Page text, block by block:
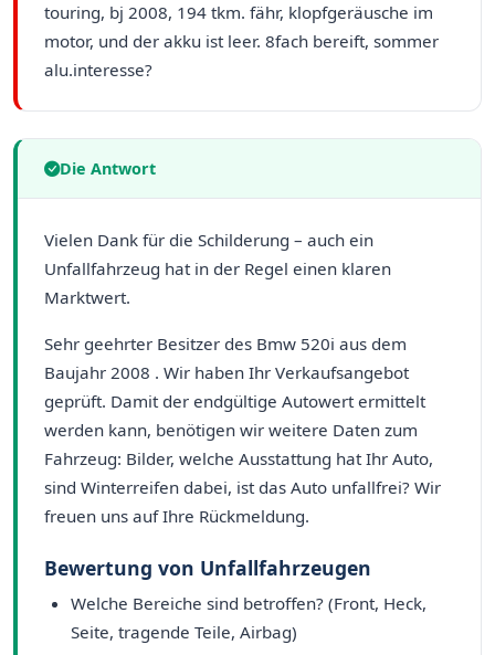
touring, bj 2008, 194 tkm. fähr, klopfgeräusche im
motor, und der akku ist leer. 8fach bereift, sommer
alu.interesse?
Die Antwort
Vielen Dank für die Schilderung – auch ein
Unfallfahrzeug hat in der Regel einen klaren
Marktwert.
Sehr geehrter Besitzer des Bmw 520i aus dem
Baujahr 2008 . Wir haben Ihr Verkaufsangebot
geprüft. Damit der endgültige Autowert ermittelt
werden kann, benötigen wir weitere Daten zum
Fahrzeug: Bilder, welche Ausstattung hat Ihr Auto,
sind Winterreifen dabei, ist das Auto unfallfrei? Wir
freuen uns auf Ihre Rückmeldung.
Bewertung von Unfallfahrzeugen
Welche Bereiche sind betroffen? (Front, Heck,
Seite, tragende Teile, Airbag)